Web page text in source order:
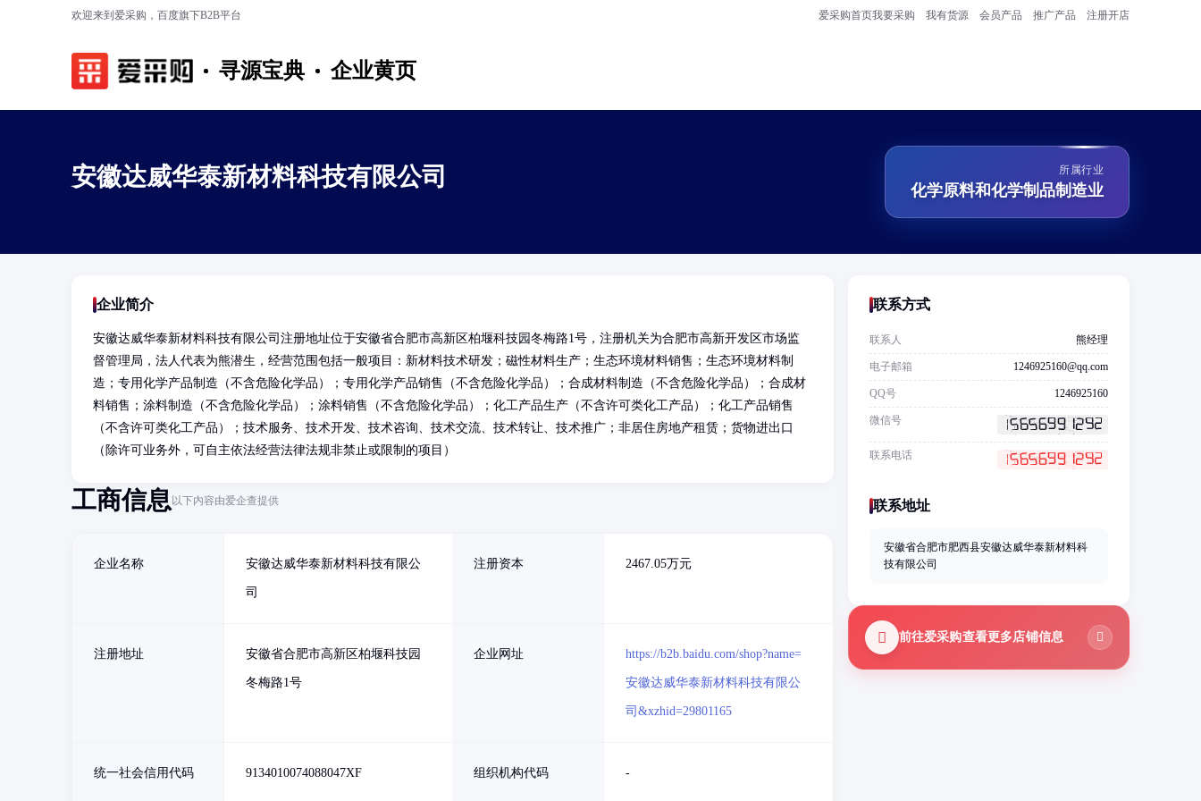
欢迎来到爱采购，百度旗下B2B平台 爱采购首页我要采购 我有货源 会员产品 推广产品 注册开店
寻源宝典 企业黄页
安徽达威华泰新材料科技有限公司 所属行业
化学原料和化学制品制造业
企业简介
安徽达威华泰新材料科技有限公司注册地址位于安徽省合肥市高新区柏堰科技园冬梅路1号，注册机关为合肥市高新开发区市场监
督管理局，法人代表为熊潜生，经营范围包括一般项目：新材料技术研发；磁性材料生产；生态环境材料销售；生态环境材料制
造；专用化学产品制造（不含危险化学品）；专用化学产品销售（不含危险化学品）；合成材料制造（不含危险化学品）；合成材
料销售；涂料制造（不含危险化学品）；涂料销售（不含危险化学品）；化工产品生产（不含许可类化工产品）；化工产品销售
（不含许可类化工产品）；技术服务、技术开发、技术咨询、技术交流、技术转让、技术推广；非居住房地产租赁；货物进出口
（除许可业务外，可自主依法经营法律法规非禁止或限制的项目）
工商信息以下内容由爱企查提供
企业名称 安徽达威华泰新材料科技有限公
司
注册资本 2467.05万元
注册地址 安徽省合肥市高新区柏堰科技园
冬梅路1号
企业网址 https://b2b.baidu.com/shop?name=
安徽达威华泰新材料科技有限公
司&xzhid=29801165
统一社会信用代码 9134010074088047XF 组织机构代码 -
联系方式
联系人 熊经理
电子邮箱 1246925160@qq.com
QQ号 1246925160
微信号
联系电话
联系地址
安徽省合肥市肥西县安徽达威华泰新材料科
技有限公司
前往爱采购查看更多店铺信息